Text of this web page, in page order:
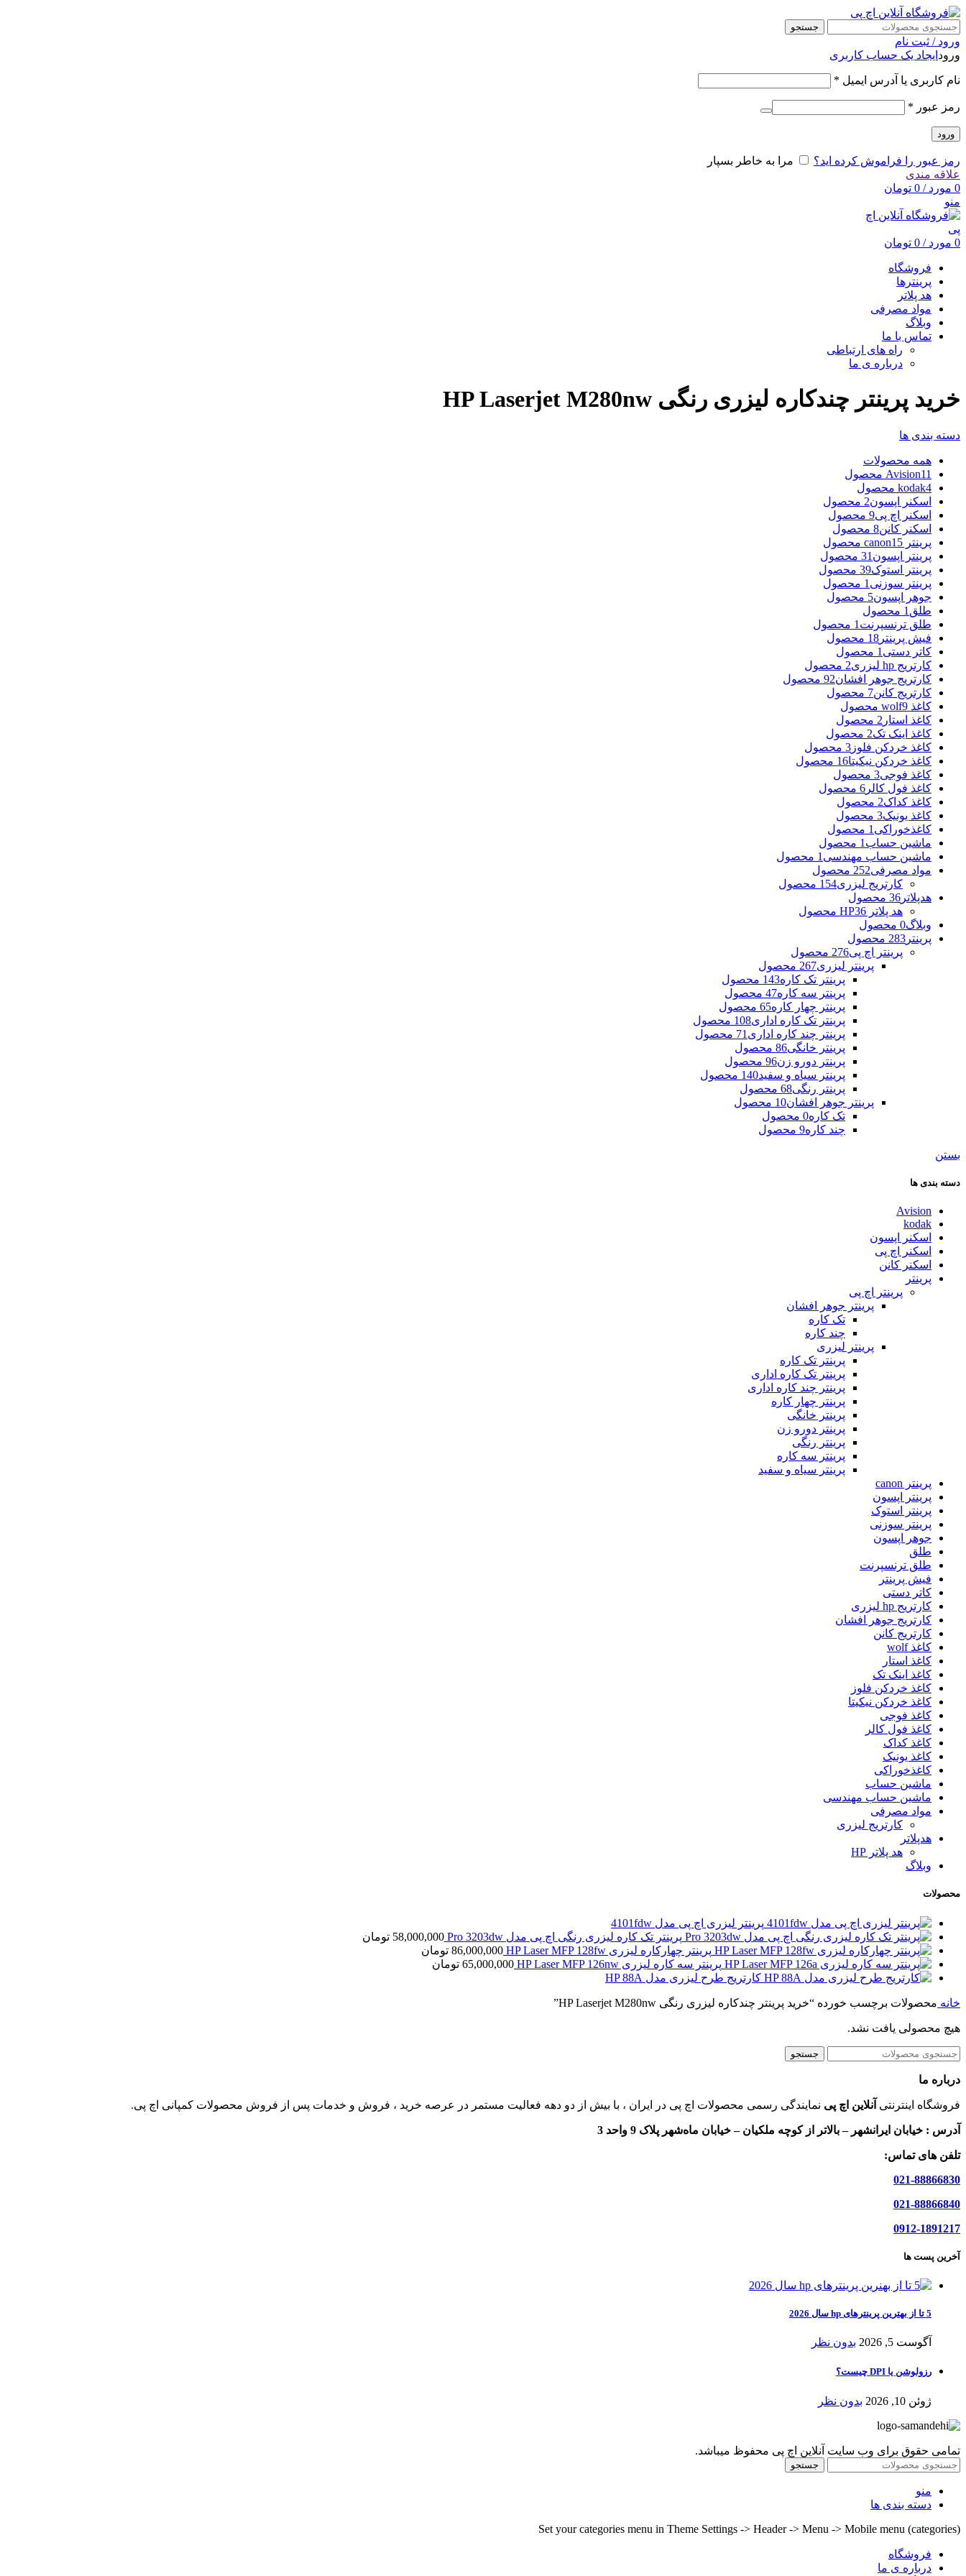
جستجو
ورود / ثبت نام
ورود ایجاد یک حساب کاربری
نام کاربری یا آدرس ایمیل *
رمز عبور *
ورود
رمز عبور را فراموش کرده اید؟
مرا به خاطر بسپار
علاقه مندی
0 مورد /
0 تومان
منو
0 مورد /
0 تومان
فروشگاه
پرینترها
هد پلاتر
مواد مصرفی
وبلاگ
تماس با ما
راه های ارتباطی
درباره ی ما
خرید پرینتر چندکاره لیزری رنگی HP Laserjet M280nw
دسته بندی ها
همه محصولات
Avision11 محصول
kodak4 محصول
اسکنر اپسون2 محصول
اسکنر اچ پی9 محصول
اسکنر کانن8 محصول
پرینتر canon 15 محصول
پرینتر اپسون 31 محصول
پرینتر استوک39 محصول
پرینتر سوزنی 1 محصول
جوهر اپسون5 محصول
طلق 1 محصول
طلق ترنسپرنت 1 محصول
فیش پرینتر 18 محصول
کاتر دستی 1 محصول
کارتریج hp لیزری
2 محصول
کارتریج جوهر افشان92 محصول
کارتریج کانن7 محصول
کاغذ wolf 9 محصول
کاغذ استار 2 محصول
کاغذ اینک تک2 محصول
کاغذ خردکن فلوز 3 محصول
کاغذ خردکن نیکیتا16 محصول
کاغذ فوجی3 محصول
کاغذ فول کالر 6 محصول
کاغذ کداک2 محصول
کاغذ یونیک3 محصول
کاغذخوراکی 1 محصول
ماشین حساب 1 محصول
ماشین حساب مهندسی 1 محصول
مواد مصرفی252 محصول
کارتریج لیزری154 محصول
هدپلاتر 36 محصول
هد پلاتر HP 36 محصول
وبلاگ0 محصول
پرینتر 283 محصول
پرینتر اچ پی276 محصول
پرینتر لیزری267 محصول
پرینتر تک کاره143 محصول
پرینتر سه کاره47 محصول
پرینتر چهار کاره65 محصول
پرینتر تک کاره اداری108 محصول
پرینتر چند کاره اداری 71 محصول
پرینتر خانگی86 محصول
پرینتر دورو زن96 محصول
پرینتر سیاه و سفید140 محصول
پرینتر رنگی68 محصول
پرینتر جوهر افشان10 محصول
تک کاره0 محصول
چند کاره9 محصول
بستن
دسته بندی ها
Avision
kodak
اسکنر اپسون
اسکنر اچ پی
اسکنر کانن
پرینتر
پرینتر اچ پی
پرینتر جوهر افشان
تک کاره
چند کاره
پرینتر لیزری
پرینتر تک کاره
پرینتر تک کاره اداری
پرینتر چند کاره اداری
پرینتر چهار کاره
پرینتر خانگی
پرینتر دورو زن
پرینتر رنگی
پرینتر سه کاره
پرینتر سیاه و سفید
پرینتر canon
پرینتر اپسون
پرینتر استوک
پرینتر سوزنی
جوهر اپسون
طلق
طلق ترنسپرنت
فیش پرینتر
کاتر دستی
کارتریج hp لیزری
کارتریج جوهر افشان
کارتریج کانن
کاغذ wolf
کاغذ استار
کاغذ اینک تک
کاغذ خردکن فلوز
کاغذ خردکن نیکیتا
کاغذ فوجی
کاغذ فول کالر
کاغذ کداک
کاغذ یونیک
کاغذخوراکی
ماشین حساب
ماشین حساب مهندسی
مواد مصرفی
کارتریج لیزری
هدپلاتر
هد پلاتر HP
وبلاگ
محصولات
پرینتر لیزری اچ پی مدل 4101fdw
پرینتر تک کاره لیزری رنگی اچ پی مدل Pro 3203dw
58,000,000 تومان
پرینتر چهارکاره لیزری HP Laser MFP 128fw
86,000,000 تومان
پرینتر سه کاره لیزری HP Laser MFP 126nw
65,000,000 تومان
کارتریج طرح لیزری مدل HP 88A
خانه محصولات برچسب خورده “خرید پرینتر چندکاره لیزری رنگی HP Laserjet M280nw”
هیچ محصولی یافت نشد.
جستجو
درباره ما
فروشگاه اینترنتی آنلاین اچ پی نمایندگی رسمی محصولات اچ پی در ایران ، با بیش از دو دهه فعالیت مستمر در عرصه خرید ، فروش و خدمات پس از فروش محصولات کمپانی اچ پی.
آدرس : خیابان ایرانشهر – بالاتر از کوچه ملکیان – خیابان ماه‌شهر پلاک 9 واحد 3
تلفن های تماس:
021-88866830
021-88866840
0912-1891217
آخرین پست ها
5 تا از بهترین پرینترهای hp سال 2026
آگوست 5, 2026 بدون نظر
رزولوشن یا DPI چیست؟
ژوئن 10, 2026 بدون نظر
تمامی حقوق برای وب سایت آنلاین اچ پی محفوظ میباشد.
جستجو
منو
دسته بندی ها
Set your categories menu in Theme Settings -> Header -> Menu -> Mobile menu (categories)
فروشگاه
درباره ی ما